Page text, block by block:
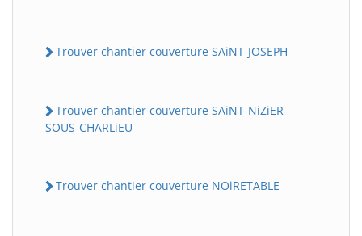
Trouver chantier couverture SAiNT-JOSEPH
Trouver chantier couverture SAiNT-NiZiER-
SOUS-CHARLiEU
Trouver chantier couverture NOiRETABLE